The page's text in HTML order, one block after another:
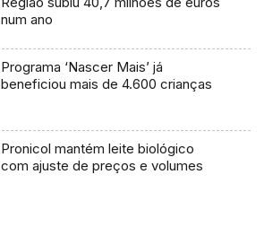
num ano
Programa ‘Nascer Mais’ já
beneficiou mais de 4.600 crianças
Pronicol mantém leite biológico
com ajuste de preços e volumes